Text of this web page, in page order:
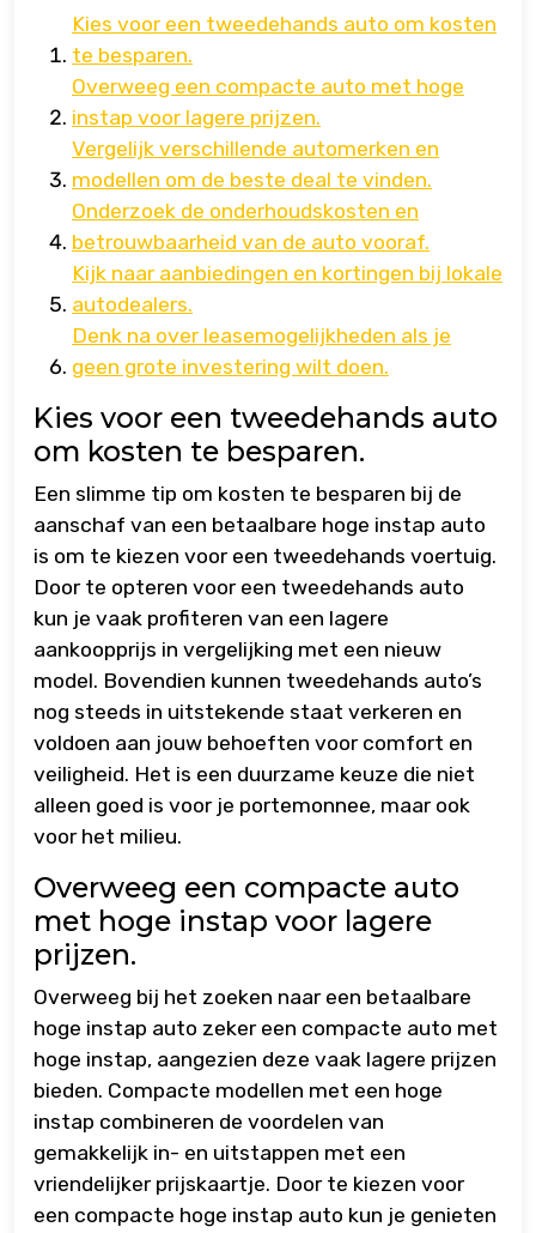
Kies voor een tweedehands auto om kosten
te besparen.
Overweeg een compacte auto met hoge
instap voor lagere prijzen.
Vergelijk verschillende automerken en
modellen om de beste deal te vinden.
Onderzoek de onderhoudskosten en
betrouwbaarheid van de auto vooraf.
Kijk naar aanbiedingen en kortingen bij lokale
autodealers.
Denk na over leasemogelijkheden als je
geen grote investering wilt doen.
Kies voor een tweedehands auto
om kosten te besparen.
Een slimme tip om kosten te besparen bij de
aanschaf van een betaalbare hoge instap auto
is om te kiezen voor een tweedehands voertuig.
Door te opteren voor een tweedehands auto
kun je vaak profiteren van een lagere
aankoopprijs in vergelijking met een nieuw
model. Bovendien kunnen tweedehands auto’s
nog steeds in uitstekende staat verkeren en
voldoen aan jouw behoeften voor comfort en
veiligheid. Het is een duurzame keuze die niet
alleen goed is voor je portemonnee, maar ook
voor het milieu.
Overweeg een compacte auto
met hoge instap voor lagere
prijzen.
Overweeg bij het zoeken naar een betaalbare
hoge instap auto zeker een compacte auto met
hoge instap, aangezien deze vaak lagere prijzen
bieden. Compacte modellen met een hoge
instap combineren de voordelen van
gemakkelijk in- en uitstappen met een
vriendelijker prijskaartje. Door te kiezen voor
een compacte hoge instap auto kun je genieten